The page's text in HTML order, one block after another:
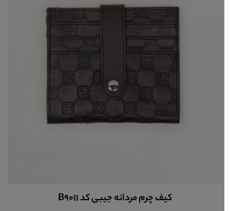
کیف چرم مردانه جیبی کد B9011